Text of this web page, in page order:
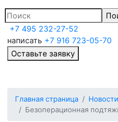
+7 495 232-27-52
написать +7 916 723-05-70
Оставьте заявку
Главная страница
Новости
Безоперационная